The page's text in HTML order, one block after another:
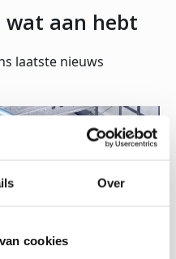
Over
cookies
wat aan hebt
laatste nieuws